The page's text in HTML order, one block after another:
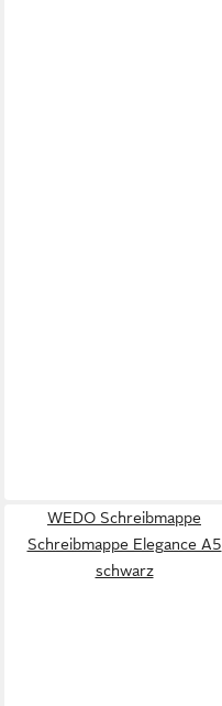
WEDO Schreibmappe
Schreibmappe Elegance A5
schwarz